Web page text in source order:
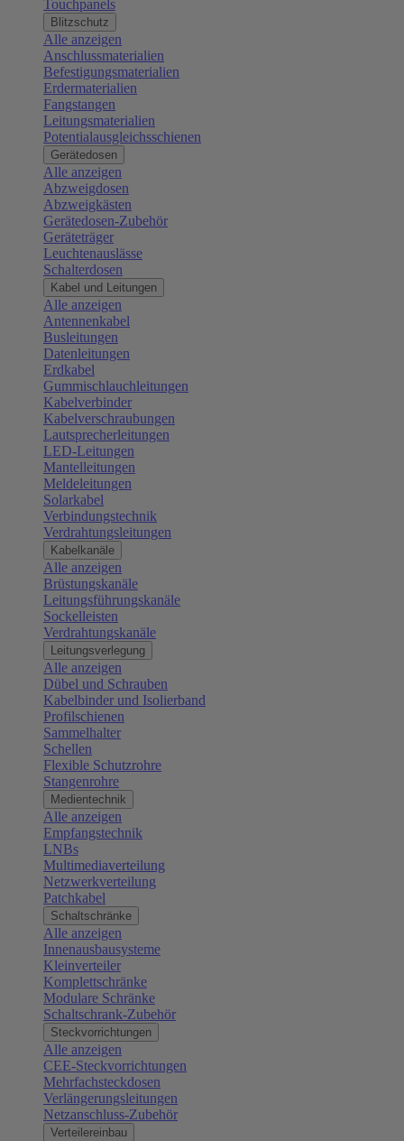
Touchpanels
Blitzschutz
Alle anzeigen
Anschlussmaterialien
Befestigungsmaterialien
Erdermaterialien
Fangstangen
Leitungsmaterialien
Potentialausgleichsschienen
Gerätedosen
Alle anzeigen
Abzweigdosen
Abzweigkästen
Gerätedosen-Zubehör
Geräteträger
Leuchtenauslässe
Schalterdosen
Kabel und Leitungen
Alle anzeigen
Antennenkabel
Busleitungen
Datenleitungen
Erdkabel
Gummischlauchleitungen
Kabelverbinder
Kabelverschraubungen
Lautsprecherleitungen
LED-Leitungen
Mantelleitungen
Meldeleitungen
Solarkabel
Verbindungstechnik
Verdrahtungsleitungen
Kabelkanäle
Alle anzeigen
Brüstungskanäle
Leitungsführungskanäle
Sockelleisten
Verdrahtungskanäle
Leitungsverlegung
Alle anzeigen
Dübel und Schrauben
Kabelbinder und Isolierband
Profilschienen
Sammelhalter
Schellen
Flexible Schutzrohre
Stangenrohre
Medientechnik
Alle anzeigen
Empfangstechnik
LNBs
Multimediaverteilung
Netzwerkverteilung
Patchkabel
Schaltschränke
Alle anzeigen
Innenausbausysteme
Kleinverteiler
Komplettschränke
Modulare Schränke
Schaltschrank-Zubehör
Steckvorrichtungen
Alle anzeigen
CEE-Steckvorrichtungen
Mehrfachsteckdosen
Verlängerungsleitungen
Netzanschluss-Zubehör
Verteilereinbau